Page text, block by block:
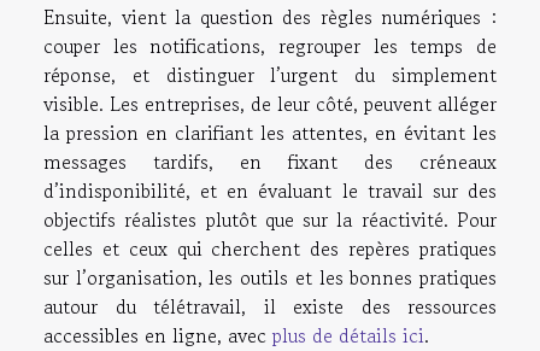
Ensuite, vient la question des règles numériques :
couper les notifications, regrouper les temps de
réponse, et distinguer l’urgent du simplement
visible. Les entreprises, de leur côté, peuvent alléger
la pression en clarifiant les attentes, en évitant les
messages tardifs, en fixant des créneaux
d’indisponibilité, et en évaluant le travail sur des
objectifs réalistes plutôt que sur la réactivité. Pour
celles et ceux qui cherchent des repères pratiques
sur l’organisation, les outils et les bonnes pratiques
autour du télétravail, il existe des ressources
accessibles en ligne, avec plus de détails ici.